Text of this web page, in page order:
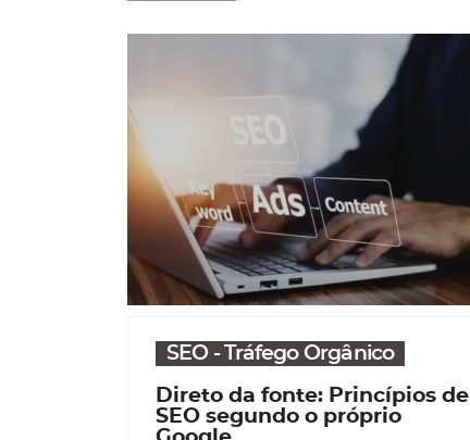
SEO - Tráfego Orgânico
Direto da fonte: Princípios de
SEO segundo o próprio